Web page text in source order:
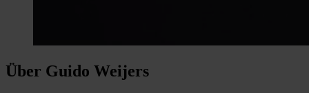
Über Guido Weijers